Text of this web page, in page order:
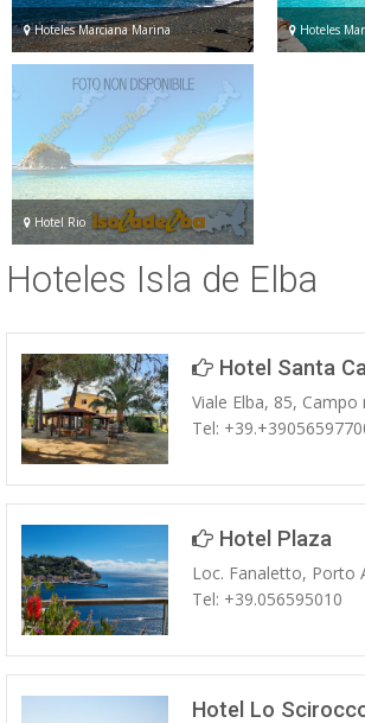
Hoteles Marciana Marina Hoteles
Hotel Rio
Hoteles Isla de Elba
Hotel Santa
Viale Elba, 85, Campo
Tel:
Hotel Plaza
Loc. Fanaletto, Porto
Tel: +39.056595010
Hotel Lo